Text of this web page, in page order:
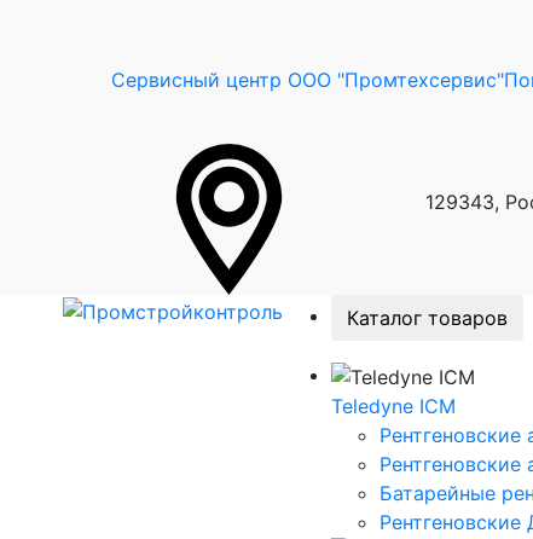
Сервисный центр ООО "Промтехсервис"
129343,
Каталог товаров
Teledyne ICM
Рентгеновские
Рентгеновские
Батарейные
Рентгеновские